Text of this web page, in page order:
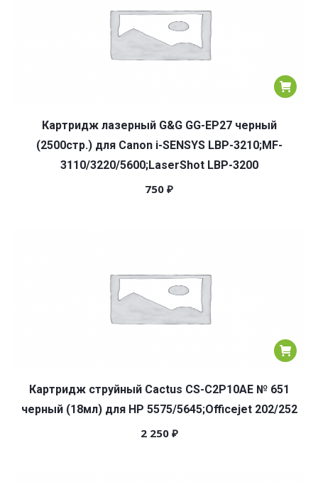
Картридж лазерный G&G GG-EP27 черный
(2500стр.) для Canon i-SENSYS LBP-3210;MF-
3110/3220/5600;LaserShot LBP-3200
750 ₽
Картридж струйный Cactus CS-C2P10AE № 651
черный (18мл) для HP 5575/5645;Officejet 202/252
2 250 ₽